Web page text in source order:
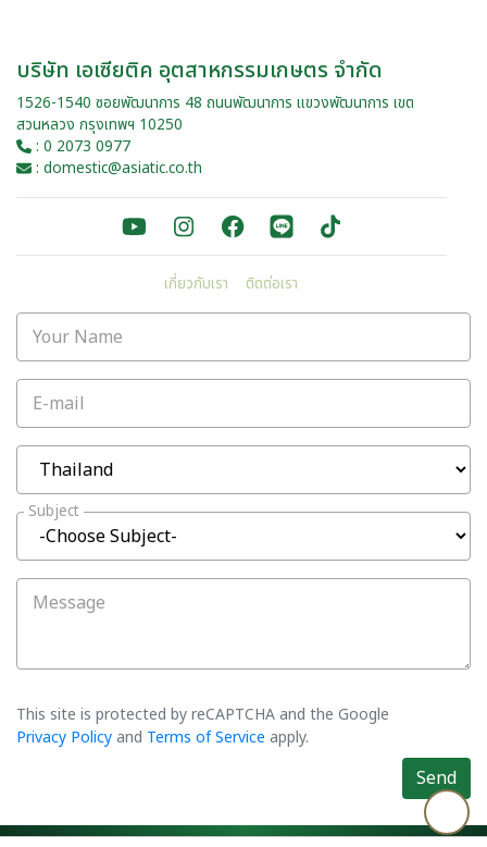
บริษัท เอเซียติค อุตสาหกรรมเกษตร จำกัด
1526-1540 ซอยพัฒนาการ 48 ถนนพัฒนาการ แขวงพัฒนาการ เขต
สวนหลวง กรุงเทพฯ 10250
: 0 2073 0977
: domestic@asiatic.co.th
เกี่ยวกับเรา ติดต่อเรา
Your Name
E-mail
Subject
Message
This site is protected by reCAPTCHA and the Google
Privacy Policyand Terms of Service apply.
Send